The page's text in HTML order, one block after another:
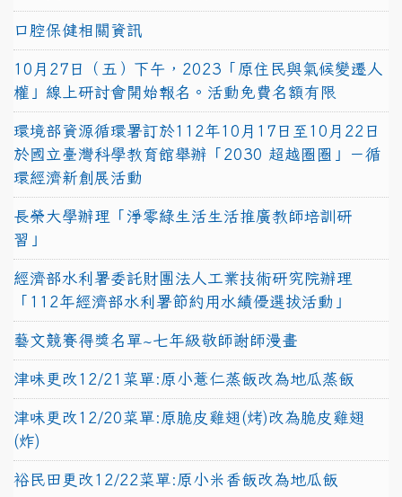
口腔保健相關資訊
10月27日（五）下午，2023「原住民與氣候變遷人
權」線上研討會開始報名。活動免費名額有限
環境部資源循環署訂於112年10月17日至10月22日
於國立臺灣科學教育館舉辦「2030 超越圈圈」－循
環經濟新創展活動
長榮大學辦理「淨零綠生活生活推廣教師培訓研
習」
經濟部水利署委託財團法人工業技術研究院辦理
「112年經濟部水利署節約用水績優選拔活動」
藝文競賽得獎名單~七年級敬師謝師漫畫
津味更改12/21菜單:原小薏仁蒸飯改為地瓜蒸飯
津味更改12/20菜單:原脆皮雞翅(烤)改為脆皮雞翅
(炸)
裕民田更改12/22菜單:原小米香飯改為地瓜飯